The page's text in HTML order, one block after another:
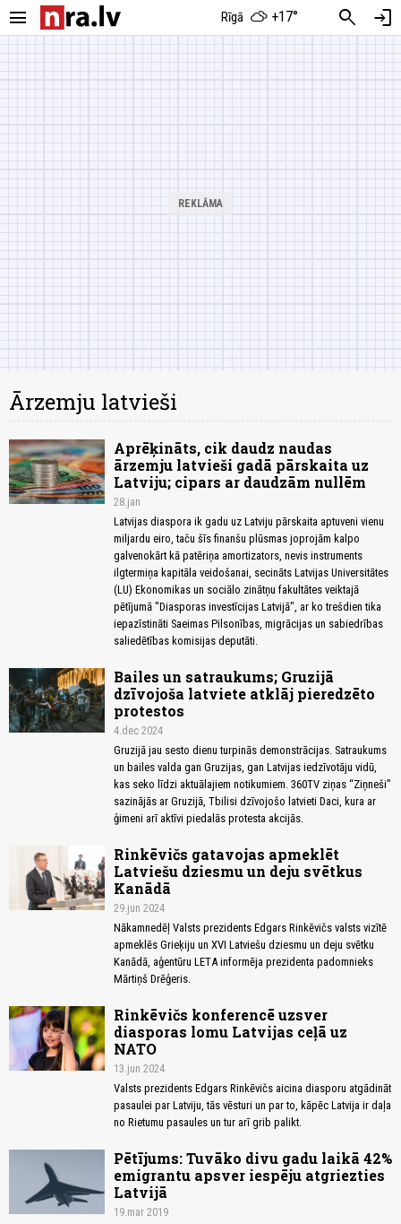
menu Rīgā +17° search login
Ārzemju latvieši
Aprēķināts, cik daudz naudas
ārzemju latvieši gadā pārskaita uz
Latviju; cipars ar daudzām nullēm
28.jan
Latvijas diaspora ik gadu uz Latviju pārskaita aptuveni vienu
miljardu eiro, taču šīs finanšu plūsmas joprojām kalpo
galvenokārt kā patēriņa amortizators, nevis instruments
ilgtermiņa kapitāla veidošanai, secināts Latvijas Universitātes
(LU) Ekonomikas un sociālo zinātņu fakultātes veik­tajā
pētījumā "Diasporas investīcijas Latvijā", ar ko trešdien tika
iepazīstināti Saeimas Pilsonības, migrācijas un sabiedrības
saliedētības komisijas deputāti.
Bailes un satraukums; Gruzijā
dzīvojoša latviete atklāj pieredzēto
protestos
4.dec 2024
Gruzijā jau sesto dienu turpinās demonstrācijas. Satraukums
un bailes valda gan Gruzijas, gan Latvijas iedzīvotāju vidū,
kas seko līdzi aktuālajiem notikumiem. 360TV ziņas “Ziņneši”
sazinājās ar Gruzijā, Tbilisi dzīvojošo latvieti Daci, kura ar
ģimeni arī aktīvi piedalās protesta akcijās.
Rinkēvičs gatavojas apmeklēt
Latviešu dziesmu un deju svētkus
Kanādā
29.jun 2024
Nākamnedēļ Valsts prezidents Edgars Rinkēvičs valsts vizītē
apmeklēs Grieķiju un XVI Latviešu dziesmu un deju svētku
Kanādā, aģentūru LETA informēja prezidenta padomnieks
Mārtiņš Drēģeris.
Rinkēvičs konferencē uzsver
diasporas lomu Latvijas ceļā uz
NATO
13.jun 2024
Valsts prezidents Edgars Rinkēvičs aicina diasporu atgādināt
pasaulei par Latviju, tās vēsturi un par to, kāpēc Latvija ir daļa
no Rietumu pasaules un tur arī grib palikt.
Pētījums: Tuvāko divu gadu laikā 42%
emigrantu apsver iespēju atgriezties
Latvijā
19.mar 2019